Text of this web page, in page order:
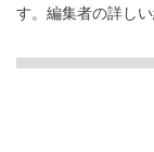
す。 編集者の詳し